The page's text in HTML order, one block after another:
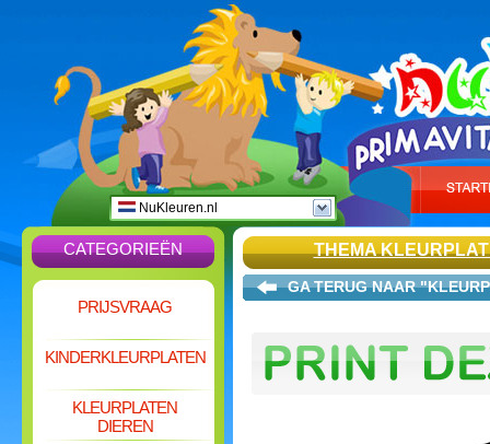
NuKleuren.nl
CATEGORIEËN
PRIJSVRAAG
KINDERKLEURPLATEN
KLEURPLATEN
DIEREN
THEMA
GA TERUG NAAR